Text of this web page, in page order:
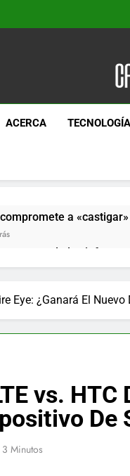
ACERCA TECNOLOGÍA
compromete a
espera de los
chef y restaurador,
Ultra Max Testo a
Eye: ¿Ganará El
vs. HTC
De
3 Minutos